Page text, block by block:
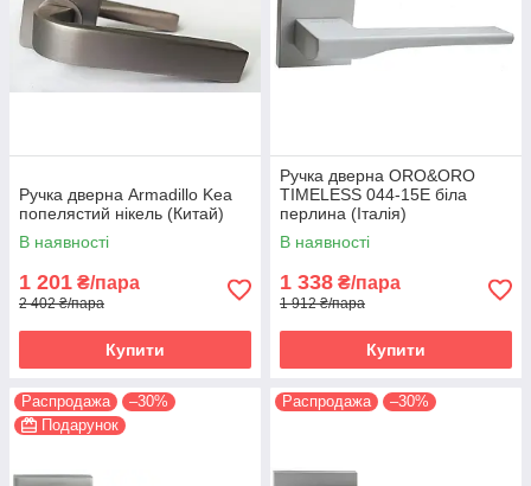
Ручка дверна Armadillo Kea
попелястий нікель (Китай)
В наявності
1 201 ₴/пара
2 402 ₴/пара
Купити
Ручка дверна ORO&ORO
TIMELESS 044-15E біла
перлина (Італія)
В наявності
1 338 ₴/пара
1 912 ₴/пара
Купити
Распродажа
–30%
Подарунок
Распродажа –30%